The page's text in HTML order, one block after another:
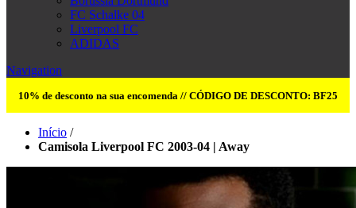
FC Schalke 04
Liverpool FC
ADIDAS
Navigation
10% de desconto na sua encomenda // CÓDIGO DE DESCONTO: BF25
Início /
Camisola Liverpool FC 2003-04 | Away